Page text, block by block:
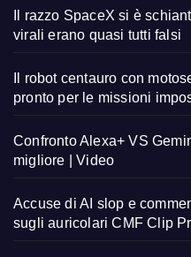
Il razzo SpaceX si è
virali erano quasi tutti falsi
Il robot centauro con
pronto per le missioni
Confronto Alexa+ VS
migliore | Video
Accuse di AI slop e
sugli auricolari CMF Clip